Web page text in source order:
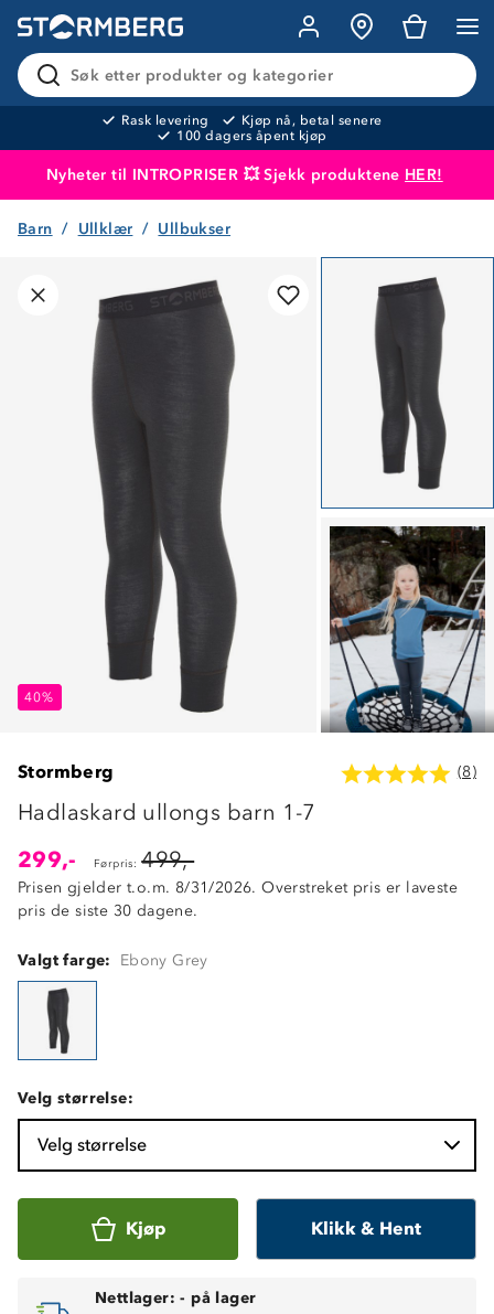
Søk etter produkter og kategorier
Rask levering
Kjøp nå, betal senere
100 dagers åpent kjøp
Nyheter til INTROPRISER 💥 Sjekk produktene HER!
Produktet er lagt i handlekurven
Barn Ullklær Ullbukser
40% 40%
40%
Stormberg (8)
Hadlaskard ullongs barn 1-7
299,-
Førpris: 499,-
Prisen gjelder t.o.m. 8/31/2026. Overstreket pris er laveste
pris de siste 30 dagene.
Valgt farge: Ebony Grey
Velg størrelse:
Velg størrelse
Kjøp Klikk & Hent
Nettlager: - på lager